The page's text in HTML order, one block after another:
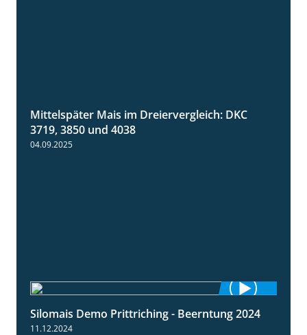
Mittelspäter Mais im Dreiervergleich: DKC
3719, 3850 und 4038
12:28
Silomais Demo Prittriching - Beerntung 2024
11.12.2024